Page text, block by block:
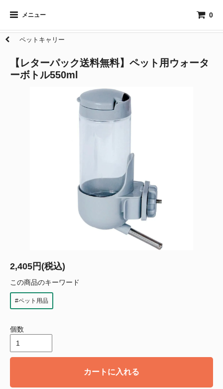
メニュー 0
ペットキャリー
【レターパック送料無料】ペット用ウォータ
ーボトル550ml
2,405円(税込)
この商品のキーワード
#ペット用品
個数
カートに入れる